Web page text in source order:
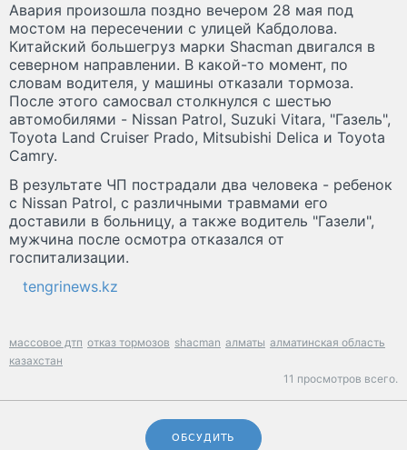
Авария произошла поздно вечером 28 мая под
мостом на пересечении с улицей Кабдолова.
Китайский большегруз марки Shacman двигался в
северном направлении. В какой-то момент, по
словам водителя, у машины отказали тормоза.
После этого самосвал столкнулся с шестью
автомобилями - Nissan Patrol, Suzuki Vitara, "Газель",
Toyota Land Cruiser Prado, Mitsubishi Delica и Toyota
Camry.
В результате ЧП пострадали два человека - ребенок
с Nissan Patrol, с различными травмами его
доставили в больницу, а также водитель "Газели",
мужчина после осмотра отказался от
госпитализации.
tengrinews.kz
массовое дтп отказ тормозов shacman алматы алматинская область
казахстан
11 просмотров всего.
ОБСУДИТЬ